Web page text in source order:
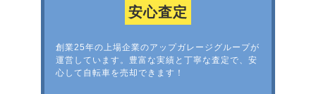
安心査定
創業25年の上場企業のアップガレージグループが
運営しています。豊富な実績と丁寧な査定で、安
心して自転車を売却できます！